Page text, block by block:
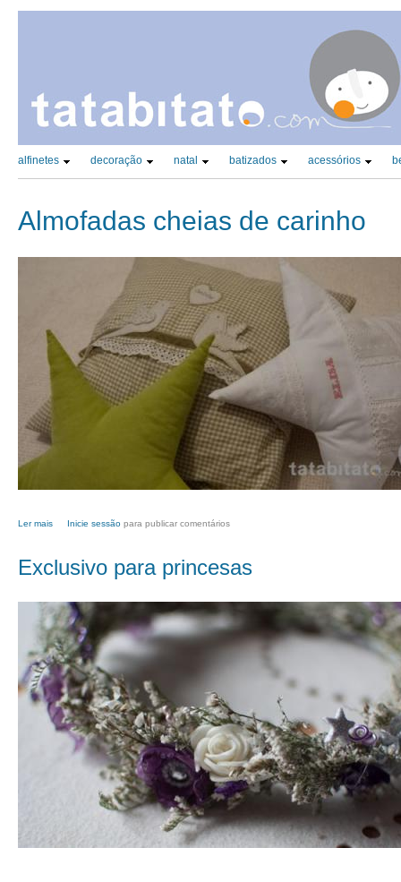
CATEGORIAS PRINCIPAIS (TAX)
alfinetes decoração natal batizados acessórios
Almofadas cheias de carinho
Ler mais acerca de Almofadas cheias de carinho
Inicie sessão para publicar comentários
Exclusivo para princesas